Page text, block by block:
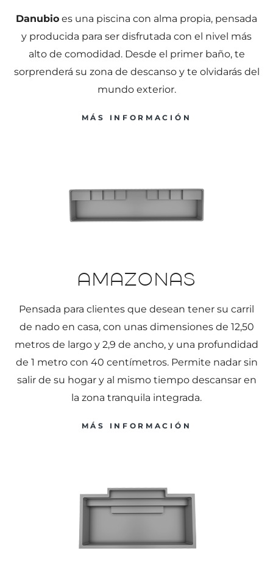
Danubio es una piscina con alma propia, pensada
y producida para ser disfrutada con el nivel más
alto de comodidad. Desde el primer baño, te
sorprenderá su zona de descanso y te olvidarás del
mundo exterior.
MÁS INFORMACIÓN
Amazonas
Pensada para clientes que desean tener su carril
de nado en casa, con unas dimensiones de 12,50
metros de largo y 2,9 de ancho, y una profundidad
de 1 metro con 40 centímetros. Permite nadar sin
salir de su hogar y al mismo tiempo descansar en
la zona tranquila integrada.
MÁS INFORMACIÓN